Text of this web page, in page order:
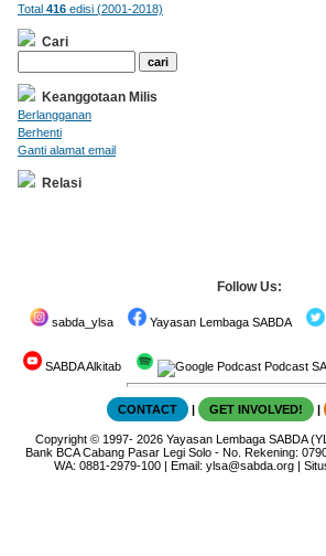
Total 416edisi (2001-2018)
Cari
Keanggotaan Milis
Berlangganan
Berhenti
Ganti alamat email
Relasi
Follow Us:
sabda_ylsa Yayasan Lembaga SABDA
SABDA Alkitab Podcast
CONTACT | GET INVOLVED! |
Copyright © 1997-2026Yayasan Lembaga SABDA
Bank BCA Cabang Pasar Legi Solo - No. Rekening:
WA:0881-2979-100 | Email:ylsa@sabda.org |